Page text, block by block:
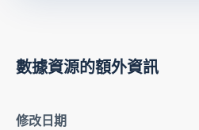
數據資源的額外資訊
修改日期